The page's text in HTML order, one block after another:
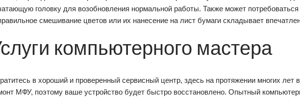
головку для возобновления нормальной работы. Также может потребоваться
смешивание цветов или их нанесение на лист бумаги складывает
компьютерного мастера
в хороший и проверенный сервисный центр, здесь на протяжении многих лет
МФУ, поэтому ваше устройство будет быстро восстановлено. Опытный